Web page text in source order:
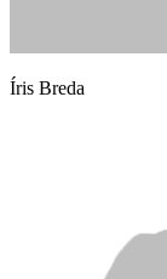
Íris Breda